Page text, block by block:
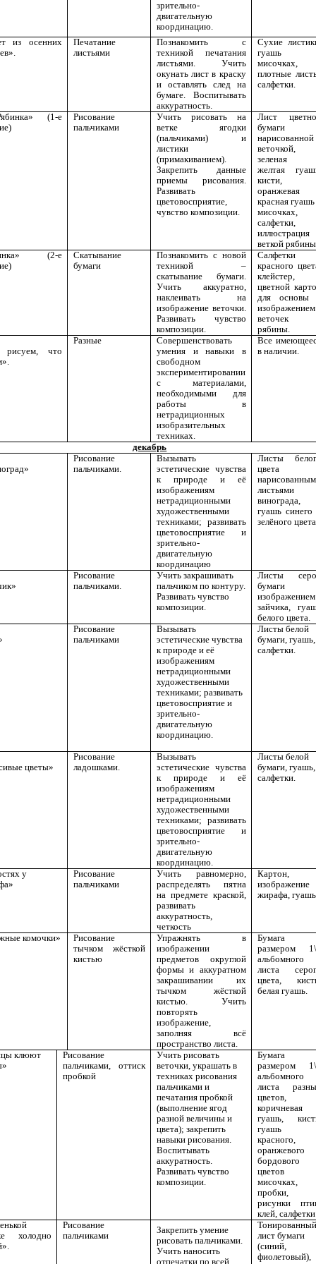
зрительно-
двигательную
координацию.
из осенних
Печатание
листьями
Познакомить с
техникой печатания
листьями. Учить
окунать лист в краску
и оставлять след на
бумаге. Воспитывать
аккуратность.
Сухие
гуашь
мисочках,
плотные
салфетки.
(1-е
Рисование
пальчиками
Учить рисовать на
ветке ягодки
(пальчиками) и
листики
(примакиванием).
Закрепить данные
приемы рисования.
Развивать
цветовосприятие,
чувство композиции.
Лист
бумаги
нарисованной
веточкой,
зеленая
желтая
кисти,
оранжевая
красная
мисочках,
салфетки,
иллюстрация
веткой
(2-е
Скатывание
бумаги
Познакомить с новой
техникой –
скатывание бумаги.
Учить аккуратно,
наклеивать на
изображение веточки.
Развивать чувство
композиции.
Салфетки
красного
клейстер,
цветной
для основы
изображением
веточек
рябины.
что
Разные
Совершенствовать
умения и навыки в
свободном
экспериментировании
с материалами,
необходимыми для
работы в
нетрадиционных
изобразительных
техниках.
Все
в наличии.
декабрь
Рисование
пальчиками.
Вызывать
эстетические чувства
к природе и её
изображениям
нетрадиционными
художественными
техниками; развивать
цветовосприятие и
зрительно-
двигательную
координацию
Листы
цвета
листьями
винограда,
гуашь синего
зелёного
Рисование
пальчиками.
Учить закрашивать
пальчиком по контуру.
Развивать чувство
композиции.
Листы
бумаги
изображением
зайчика,
белого цвета.
Рисование
пальчиками
Вызывать
эстетические чувства
к природе и её
изображениям
нетрадиционными
художественными
техниками; развивать
цветовосприятие и
зрительно-
двигательную
координацию.
Листы белой
бумаги, гуашь,
салфетки.
цветы»
Рисование
ладошками.
Вызывать
эстетические чувства
к природе и её
изображениям
нетрадиционными
художественными
техниками; развивать
цветовосприятие и
зрительно-
двигательную
координацию.
Листы белой
бумаги, гуашь,
салфетки.
у
Рисование
пальчиками
Учить равномерно,
распределять пятна
на предмете краской,
развивать
аккуратность,
четкость
Картон,
изображение
жирафа, гуашь
комочки»
Рисование
тычком жёсткой
кистью
Упражнять в
изображении
предметов округлой
формы и аккуратном
закрашивании их
тычком жёсткой
кистью. Учить
повторять
изображение,
заполняя всё
пространство листа.
Бумага
размером
альбомного
листа
цвета,
белая гуашь.
клюют
Рисование
пальчиками, оттиск
пробкой
Учить рисовать
веточки, украшать в
техниках рисования
пальчиками и
печатания пробкой
(выполнение ягод
разной величины и
цвета); закрепить
навыки рисования.
Воспитывать
аккуратность.
Развивать чувство
композиции.
Бумага
размером
альбомного
листа
цветов,
коричневая
гуашь,
гуашь
красного,
оранжевого
бордового
цветов
мисочках,
пробки,
рисунки
клей, салфетки
холодно
Рисование
пальчиками
Закрепить умение
рисовать пальчиками.
Учить наносить
отпечатки по всей
Тонированный
лист бумаги
(синий,
фиолетовый),